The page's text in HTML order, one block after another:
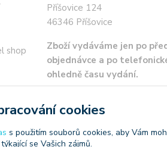
shop
Příšovice 124
46346 Příšovice
Zboží vydáváme jen po
objednávce a po
ohledně času vydání.
cookies
s použitím souborů cookies, aby Vám
týkající se Vašich zájmů.